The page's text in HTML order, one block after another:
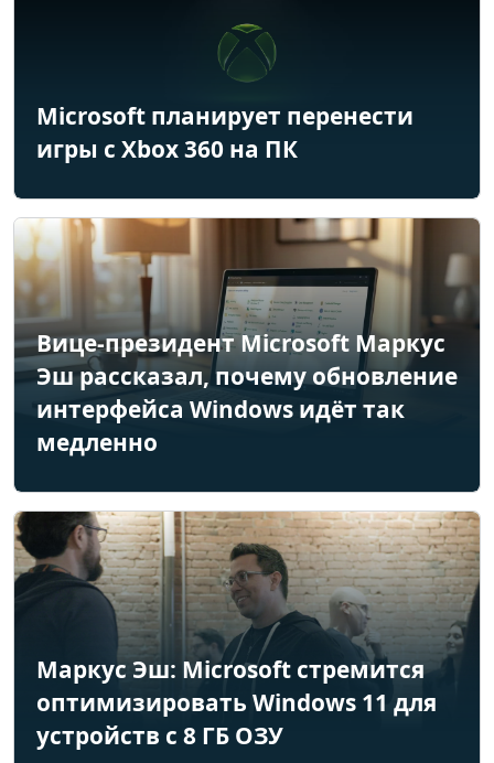
Microsoft планирует перенести
игры с Xbox 360 на ПК
Вице-президент Microsoft Маркус
Эш рассказал, почему обновление
интерфейса Windows идёт так
медленно
Маркус Эш: Microsoft стремится
оптимизировать Windows 11 для
устройств с 8 ГБ ОЗУ